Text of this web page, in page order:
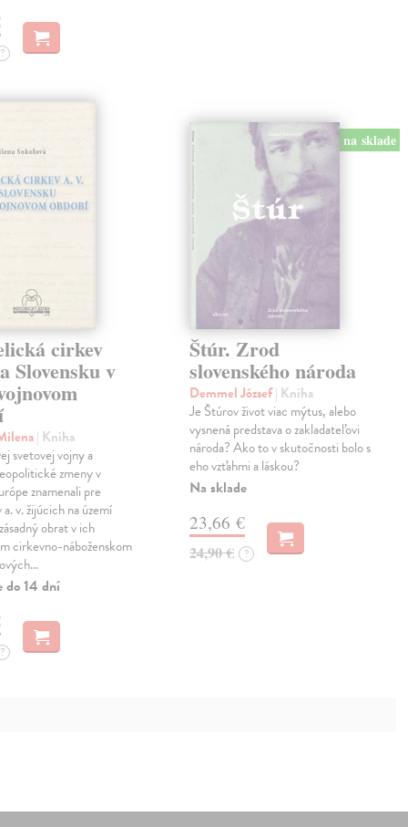
?
cirkev
Slovensku v
| Kniha
svetovej vojny a
zmeny v
znamenali pre
v. žijúcich na území
obrat v ich
cirkevno-náboženskom
do 14 dní
?
na sklade
Štúr. Zrod
slovenského národa
Demmel József| Kniha
Je Štúrov život viac mýtus, alebo
vysnená predstava o zakladateľovi
národa? Ako to v skutočnosti bolo s
eho vzťahmi a láskou?
Na sklade
23,66 €
24,90 € ?